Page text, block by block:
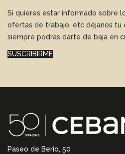
Si quieres estar informado sobre
ofertas de trabajo, etc déjanos tu
siempre podrás darte de baja en
SUSCRIBIRME
Paseo de Berio, 50